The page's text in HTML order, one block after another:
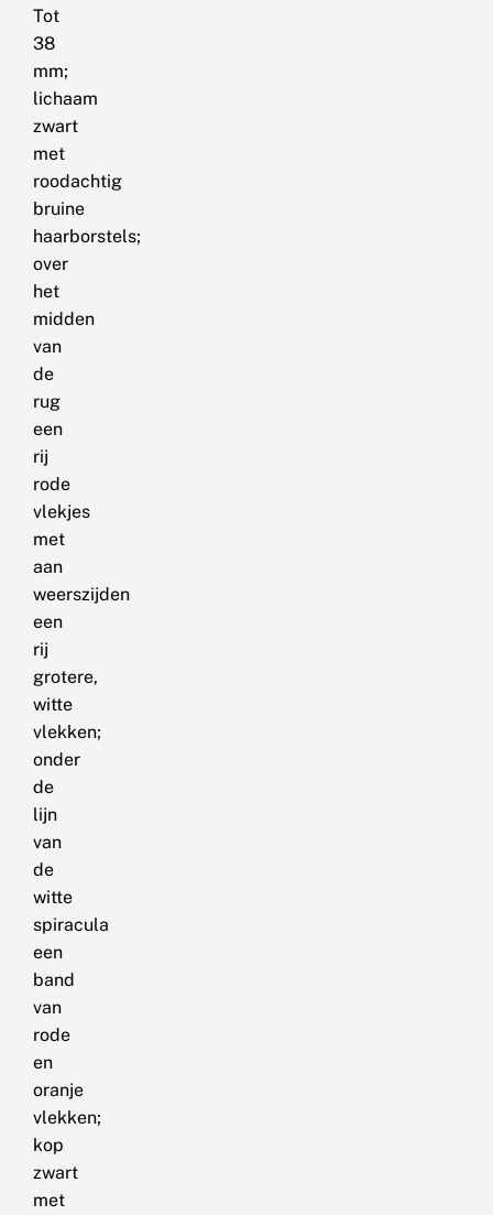
Tot
38
mm;
lichaam
zwart
met
roodachtig
bruine
haarborstels;
over
het
midden
van
de
rug
een
rij
rode
vlekjes
met
aan
weerszijden
een
rij
grotere,
witte
vlekken;
onder
de
lijn
van
de
witte
spiracula
een
band
van
rode
en
oranje
vlekken;
kop
zwart
met